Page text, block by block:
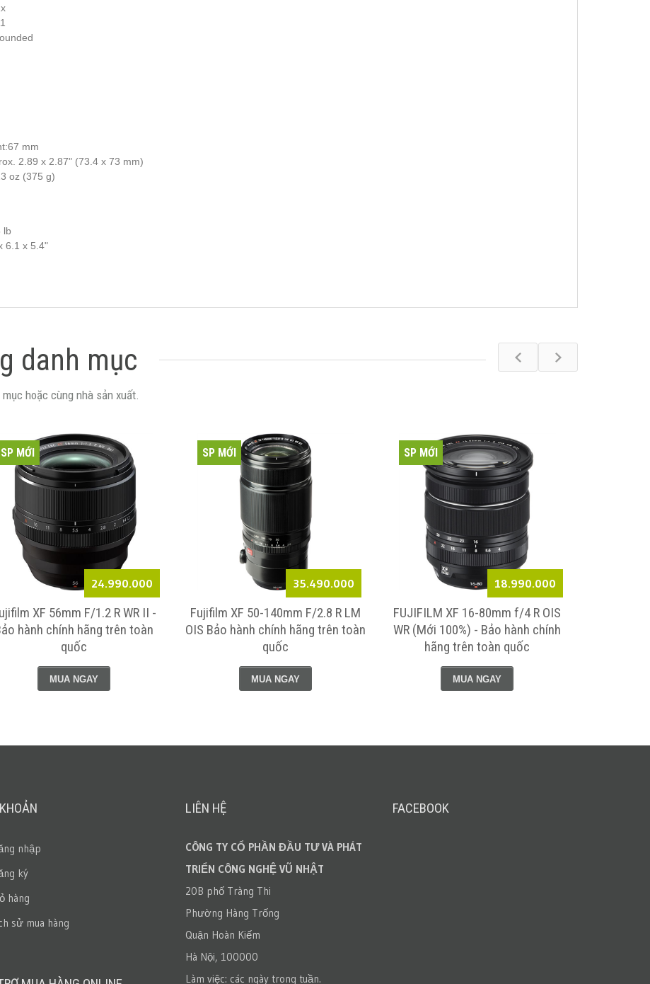
mm
2.89 x 2.87" (73.4 x 73 mm)
oz (375 g)
lb
6.1 x 5.4"
danh mục
hoặc cùng nhà sản xuất.
24.990.000
SP MỚI
XF 56mm F/1.2 R WR II -
hành chính hãng trên toàn
quốc
MUA NGAY
35.490.000
SP MỚI
Fujifilm XF 50-140mm F/2.8 R LM
OIS Bảo hành chính hãng trên toàn
quốc
MUA NGAY
18.990.000
SP MỚI
FUJIFILM XF 16-80mm f/4 R OIS
WR (Mới 100%) - Bảo hành chính
hãng trên toàn quốc
MUA NGAY
nhập
ký
hàng
sử mua hàng
LIÊN HỆ
CÔNG TY CỔ PHẦN ĐẦU TƯ VÀ PHÁT
TRIỂN CÔNG NGHỆ VŨ NHẬT
20B phố Tràng Thi
Phường Hàng Trống
Quận Hoàn Kiếm
Hà Nội, 100000
Làm việc: các ngày trong tuần.
FACEBOOK